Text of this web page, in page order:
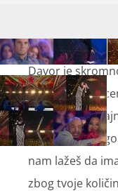
Davor je
muzikalnost,
mene je bilo
„Bilo je više
nam lažeš da
zbog tvoje